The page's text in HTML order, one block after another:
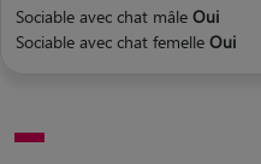
Sociable avec chat mâle Oui
Sociable avec chat femelle Oui